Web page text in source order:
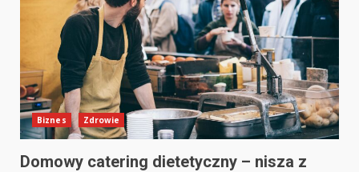
Biznes Zdrowie
Domowy catering dietetyczny – nisza z